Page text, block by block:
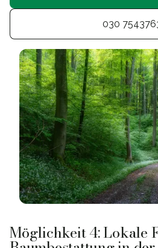
030
Möglichkeit 4: Lokale